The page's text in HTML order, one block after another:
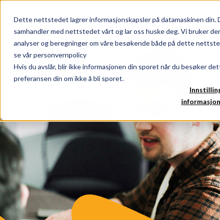
Dette nettstedet lagrer informasjonskapsler på datamaskinen din.
samhandler med nettstedet vårt og lar oss huske deg. Vi bruker
analyser og beregninger om våre besøkende både på dette
se vår personvernpolicy
Hvis du avslår, blir ikke informasjonen din sporet når du besøker
preferansen din om ikke å bli sporet.